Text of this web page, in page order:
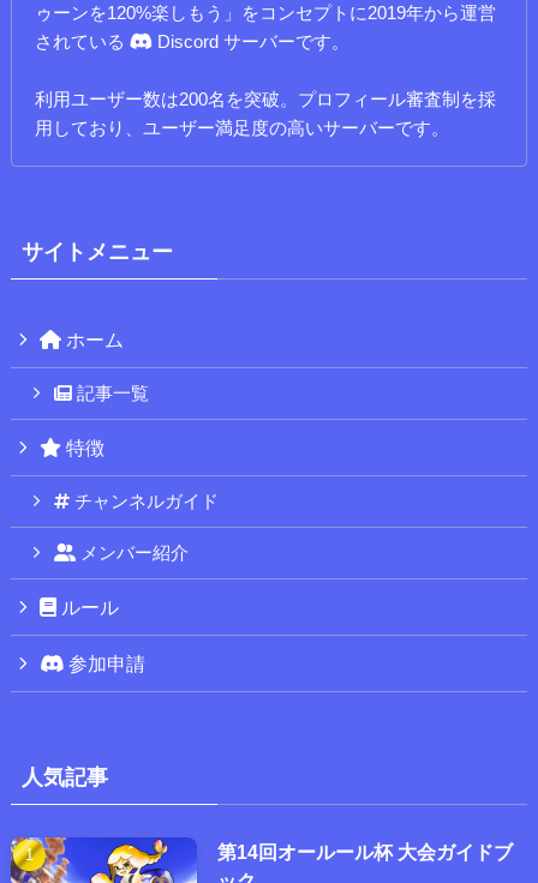
ゥーンを120%楽しもう」をコンセプトに2019年から運営
されている
Discord サーバーです。
利用ユーザー数は200名を突破。プロフィール審査制を採
用しており、ユーザー満足度の高いサーバーです。
サイトメニュー
ホーム
記事一覧
特徴
チャンネルガイド
メンバー紹介
ルール
参加申請
人気記事
第14回オールール杯 大会ガイドブ